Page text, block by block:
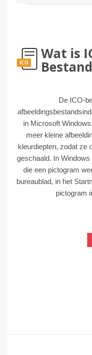
ICO
Wat is
De ICO-
in Microsoft
meer kleine
kleurdiepten, zodat ze
geschaald. In
die een pictogram
bureaublad, in het
pictogram